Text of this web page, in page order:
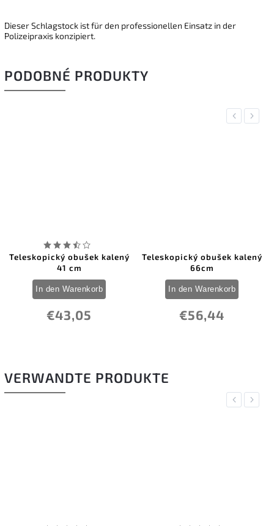
Dieser Schlagstock ist für den professionellen Einsatz in der
Polizeipraxis konzipiert.
PODOBNÉ PRODUKTY
Previous
Teleskopický obušek kalený
41 cm
€43,05
In den Warenkorb
Teleskopický obušek kalený
66cm
€56,44
In den Warenkorb
Next
VERWANDTE PRODUKTE
Previous
Next